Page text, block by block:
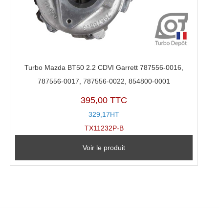
Turbo Mazda BT50 2.2 CDVI Garrett 787556-0016,
787556-0017, 787556-0022, 854800-0001
395,00 TTC
329,17HT
TX11232P-B
Voir le produit